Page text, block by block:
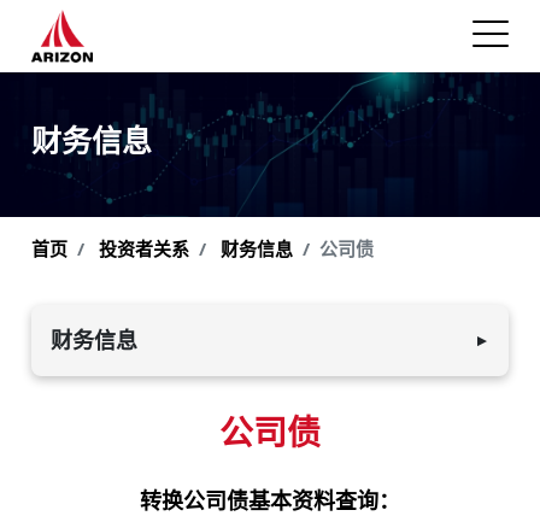
财务信息
首页 投资者关系 财务信息 公司债
财务信息 ▼
每月合并营收
公司债
转换公司债基本资料查询：